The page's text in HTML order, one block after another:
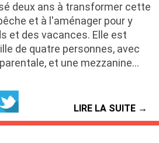
deux ans à transformer cette
et à l'aménager pour y
et des vacances. Elle est
de quatre personnes, avec
et une mezzanine…
LIRE LA SUITE →